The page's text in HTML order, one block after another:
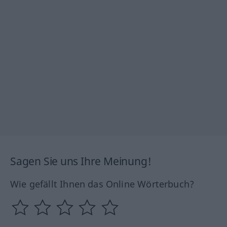
Sagen Sie uns Ihre Meinung!
Wie gefällt Ihnen das Online Wörterbuch?